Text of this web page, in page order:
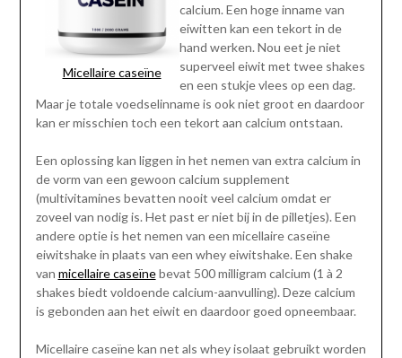
Micellaire caseïne
calcium. Een hoge inname van
eiwitten kan een tekort in de
hand werken. Nou eet je niet
superveel eiwit met twee shakes
en een stukje vlees op een dag.
Maar je totale voedselinname is ook niet groot en daardoor
kan er misschien toch een tekort aan calcium ontstaan.
Een oplossing kan liggen in het nemen van extra calcium in
de vorm van een gewoon calcium supplement
(multivitamines bevatten nooit veel calcium omdat er
zoveel van nodig is. Het past er niet bij in de pilletjes). Een
andere optie is het nemen van een micellaire caseïne
eiwitshake in plaats van een whey eiwitshake. Een shake
van micellaire caseïnebevat 500 milligram calcium (1 à 2
shakes biedt voldoende calcium-aanvulling). Deze calcium
is gebonden aan het eiwit en daardoor goed opneembaar.
Micellaire caseïne kan net als whey isolaat gebruikt worden